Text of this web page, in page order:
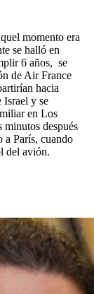
momento era
se halló en
6 años, se
de Air France
hacia
Israel y se
en Los
después
a París, cuando
del avión.